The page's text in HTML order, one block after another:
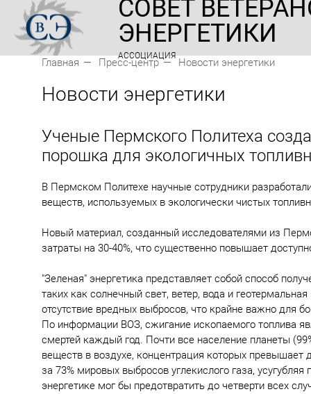
СОВЕТ
ЭНЕРГЕТИКИ
АССОЦИАЦИЯ
Главная Пресс-центр Новости энергетики
Новости энергетики
Ученые Пермского Политеха
порошка для экологичных
В Пермском Политехе научные сотрудники
веществ, используемых в экологически чистых
Новый материал, созданный исследователями из
затраты на 30-40%, что существенно повышает
"Зеленая" энергетика представляет собой способ
таких как солнечный свет, ветер, вода и
отсутствие вредных выбросов, что крайне важно для
По информации ВОЗ, сжигание ископаемого топлива
смертей каждый год. Почти все население планеты
веществ в воздухе, концентрация которых превышает
за 73% мировых выбросов углекислого газа,
энергетике мог бы предотвратить до четверти всех